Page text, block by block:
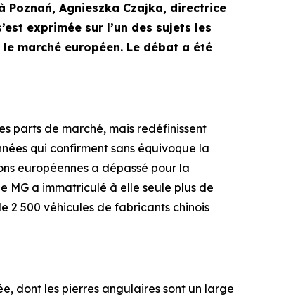
Poznań, Agnieszka Czajka, directrice
exprimée sur l’un des sujets les
marché européen. Le débat a été
parts de marché, mais redéfinissent
qui confirment sans équivoque la
européennes a dépassé pour la
MG a immatriculé à elle seule plus de
2 500 véhicules de fabricants chinois
dont les pierres angulaires sont un large